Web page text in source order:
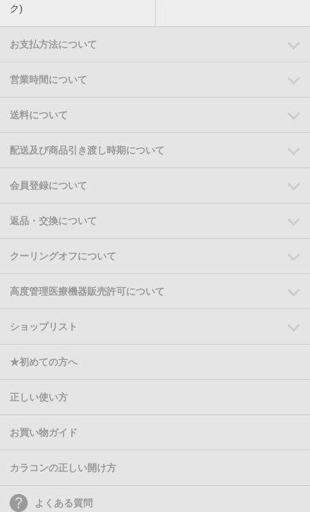
ク)
お支払方法について
営業時間について
送料について
配送及び商品引き渡し時期について
会員登録について
返品・交換について
クーリングオフについて
高度管理医療機器販売許可について
ショップリスト
★初めての方へ
正しい使い方
お買い物ガイド
カラコンの正しい開け方
よくある質問